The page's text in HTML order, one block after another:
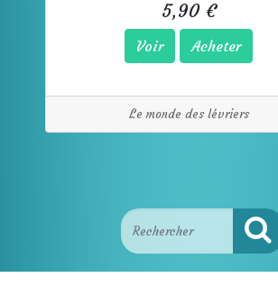
5,90 €
Voir Acheter
Le monde des lévriers